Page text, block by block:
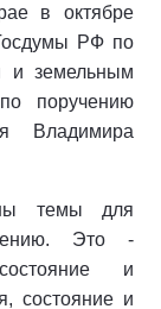
в октябре
РФ по
и земельным
поручению
Владимира
темы для
Это -
и
состояние и